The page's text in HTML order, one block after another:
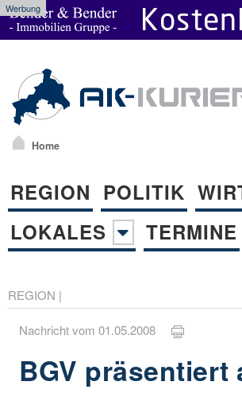
Werbung
Home
REGION POLITIK
LOKALES
TERMINE
REGION |
Nachricht vom 01.05.2008
BGV präsentiert